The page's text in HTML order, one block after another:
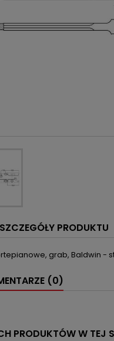
SZCZEGÓŁY PRODUKTU
grab, Baldwin -
(0)
PRODUKTÓW W TEJ